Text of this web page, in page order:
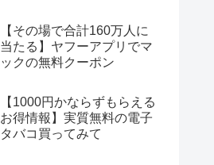
【その場で合計160万人に
当たる】ヤフーアプリでマ
ックの無料クーポン
【1000円かならずもらえる
お得情報】実質無料の電子
タバコ買ってみて